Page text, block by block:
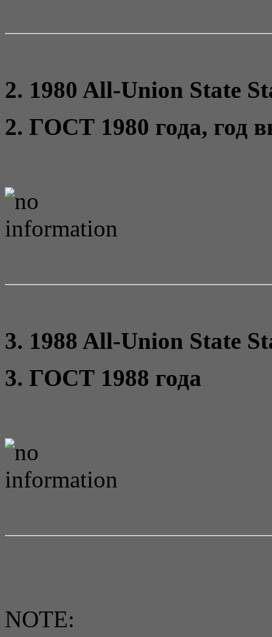
2. 1980 All-Union State
2. ГОСТ 1980 года, год
3. 1988 All-Union State
3. ГОСТ 1988 года
NOTE: